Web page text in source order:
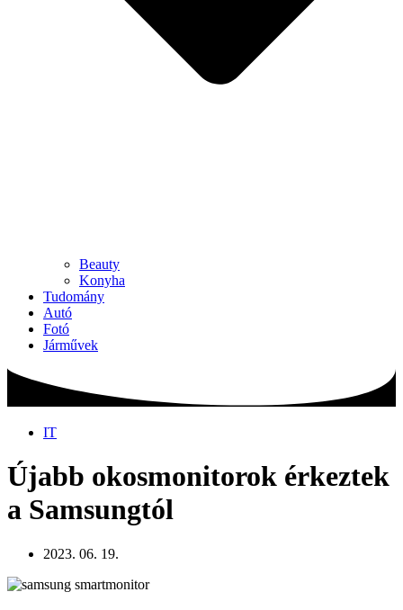
Beauty
Konyha
Tudomány
Autó
Fotó
Járművek
IT
Újabb okosmonitorok érkeztek
a Samsungtól
2023. 06. 19.